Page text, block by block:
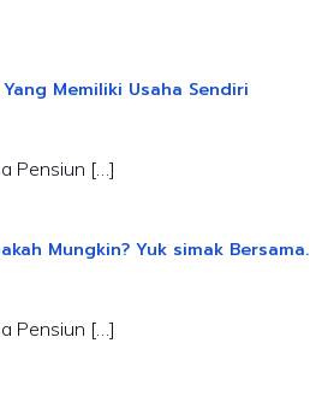
Memiliki Usaha Sendiri
Pensiun […]
Mungkin? Yuk simak Bersama.
Pensiun […]